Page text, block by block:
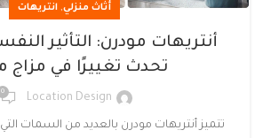
أثاث منزلي,انتريهات
أنتريهات مودرن: التأثير
تحدث تغييرًا في مزاج
Location Design
0
تتميز أنتريهات مودرن بالعديد من السمات